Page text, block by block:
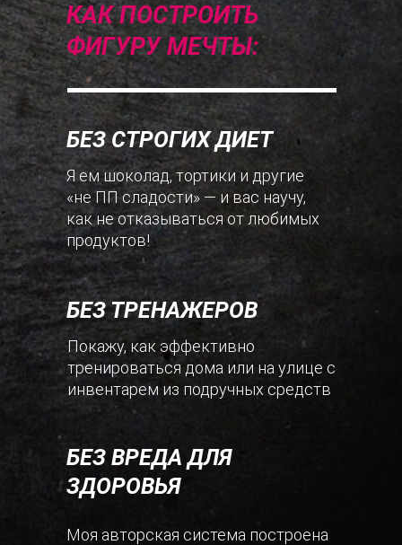
КАК ПОСТРОИТЬ
ФИГУРУ МЕЧТЫ:
БЕЗ СТРОГИХ ДИЕТ
Я ем шоколад, тортики и другие
«не ПП сладости» — и вас научу,
как не отказываться от любимых
продуктов!
БЕЗ ТРЕНАЖЕРОВ
Покажу, как эффективно
тренироваться дома или на улице с
инвентарем из подручных средств
БЕЗ ВРЕДА ДЛЯ
ЗДОРОВЬЯ
Моя авторская система построена